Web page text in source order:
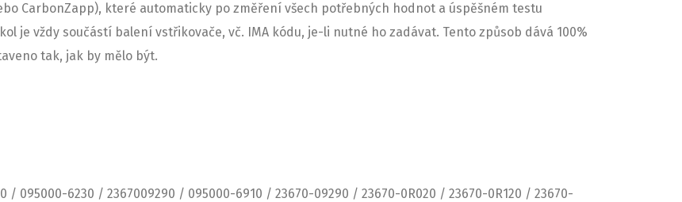
CarbonZapp), které automaticky po změření všech potřebných hodnot a úspěšném testu
je vždy součástí balení vstřikovače, vč. IMA kódu, je-li nutné ho zadávat. Tento způsob dává 100%
tak, jak by mělo být.
/ 095000-6230 / 2367009290 / 095000-6910 / 23670-09290 / 23670-0R020 / 23670-0R120 / 23670-